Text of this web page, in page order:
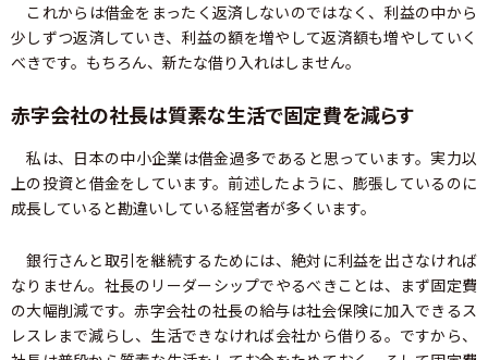
これからは借金をまったく返済しないのではなく、利益の中から
少しずつ返済していき、利益の額を増やして返済額も増やしていく
べきです。もちろん、新たな借り入れはしません。
赤字会社の社長は質素な生活で固定費を減らす
私は、日本の中小企業は借金過多であると思っています。実力以
上の投資と借金をしています。前述したように、膨張しているのに
成長していると勘違いしている経営者が多くいます。
銀行さんと取引を継続するためには、絶対に利益を出さなければ
なりません。社長のリーダーシップでやるべきことは、まず固定費
の大幅削減です。赤字会社の社長の給与は社会保険に加入できるス
レスレまで減らし、生活できなければ会社から借りる。ですから、